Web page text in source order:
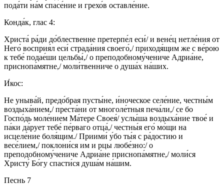
пода́ти на́м спасе́ние и грехо́в оставле́ние.
Конда́к, глас 4:
Христа́ ра́ди до́блественне претерпе́л еси́/ и вене́ц нетле́ния от
Него́ восприя́л еси́ страда́ния своего́,/ приходя́щим же с ве́рою
к тебе́ подае́ши цельбы́,/ о преподобному́чениче Адриа́не,
приснопа́мятне,/ моли́твенниче о душа́х на́ших.
И́кос:
Не уныва́й, предо́брая пусты́не, и́ноческое селе́ние, честны́м
воздыха́нием,/ преста́ни от многоле́тныя печа́ли,/ се бо
Госпо́дь моле́нием Ма́тере Своея́/ услы́ша воздыха́ние твое́ и
па́ки да́рует тебе́ пе́рваго отца́,/ честны́я его́ мо́щи на
исцеле́ние боля́щим./ Приими́ у́бо ты́я с ра́достию и
весе́лием,/ поклони́ся им и рцы любе́зно:/ о
преподобному́чениче Адриа́не приснопа́мятне,/ моли́ся
Христу́ Бо́гу спасти́ся душа́м на́шим.
Песнь 7